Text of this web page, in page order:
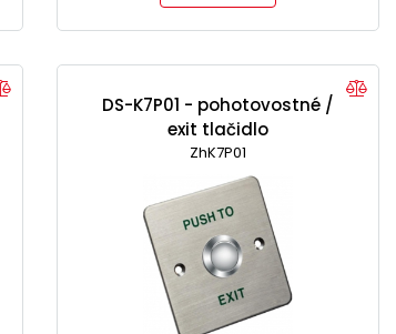
DS-K7P01 - pohotovostné /
exit tlačidlo
ZhK7P01